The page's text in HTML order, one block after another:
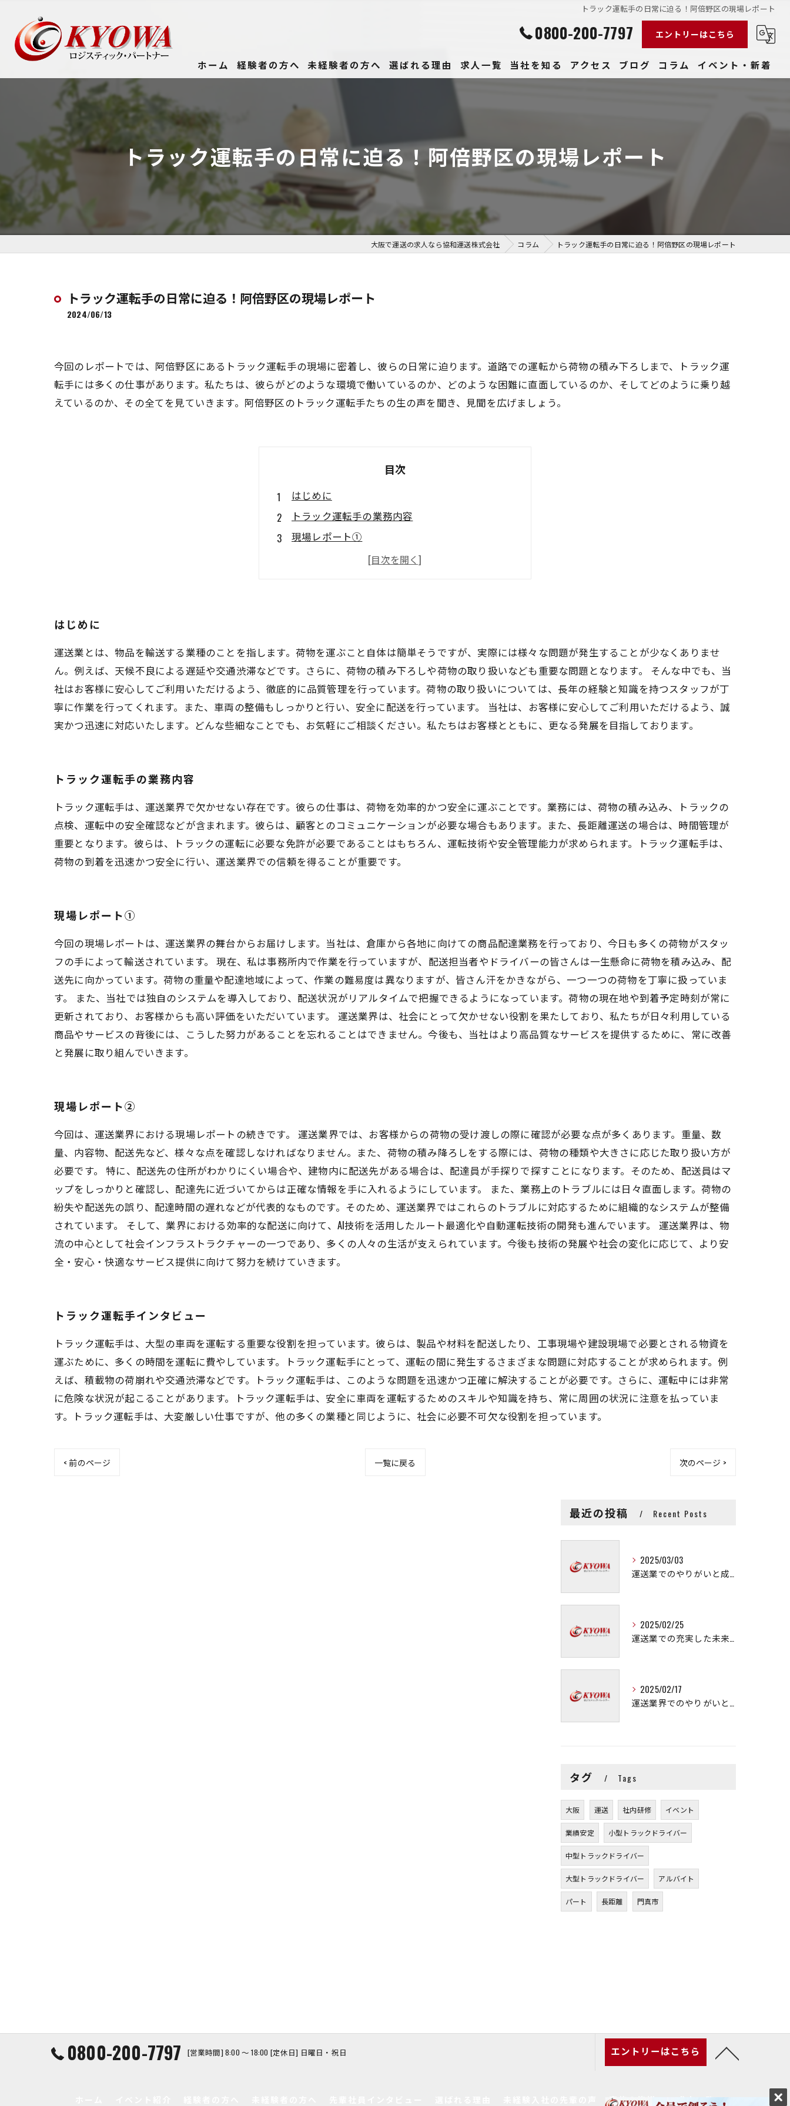
トラック運転手の日常に迫る！阿倍野区の現場レポート
0800-200-7797 エントリーはこちら
ホーム 経験者の方へ 未経験者の方へ 選ばれる理由 求人一覧 当社を知る
高収入
アクセス ブログ コラム イベント・新着
トラック運転手の日常に迫る！阿倍野区の現場レポート
大阪で運送の求人なら協和運送株式会社 コラム トラック運転手の日常に迫る！阿倍野区の現場レポート
トラック運転手の日常に迫る！阿倍野区の現場レポート
2024/06/13
今回のレポートでは、阿倍野区にあるトラック運転手の現場に密着し、彼らの日常に迫ります。道路での運転から荷物の積み下ろしまで、トラック運
転手には多くの仕事があります。私たちは、彼らがどのような環境で働いているのか、どのような困難に直面しているのか、そしてどのように乗り越
えているのか、その全てを見ていきます。阿倍野区のトラック運転手たちの生の声を聞き、見聞を広げましょう。
目次
はじめに
トラック運転手の業務内容
現場レポート①
はじめに
運送業とは、物品を輸送する業種のことを指します。荷物を運ぶこと自体は簡単そうですが、実際には様々な問題が発生することが少なくありませ
ん。例えば、天候不良による遅延や交通渋滞などです。さらに、荷物の積み下ろしや荷物の取り扱いなども重要な問題となります。 そんな中でも、当
社はお客様に安心してご利用いただけるよう、徹底的に品質管理を行っています。荷物の取り扱いについては、長年の経験と知識を持つスタッフが丁
寧に作業を行ってくれます。また、車両の整備もしっかりと行い、安全に配送を行っています。 当社は、お客様に安心してご利用いただけるよう、誠
実かつ迅速に対応いたします。どんな些細なことでも、お気軽にご相談ください。私たちはお客様とともに、更なる発展を目指しております。
トラック運転手の業務内容
トラック運転手は、運送業界で欠かせない存在です。彼らの仕事は、荷物を効率的かつ安全に運ぶことです。業務には、荷物の積み込み、トラックの
点検、運転中の安全確認などが含まれます。彼らは、顧客とのコミュニケーションが必要な場合もあります。また、長距離運送の場合は、時間管理が
重要となります。彼らは、トラックの運転に必要な免許が必要であることはもちろん、運転技術や安全管理能力が求められます。トラック運転手は、
荷物の到着を迅速かつ安全に行い、運送業界での信頼を得ることが重要です。
現場レポート①
今回の現場レポートは、運送業界の舞台からお届けします。当社は、倉庫から各地に向けての商品配達業務を行っており、今日も多くの荷物がスタッ
フの手によって輸送されています。 現在、私は事務所内で作業を行っていますが、配送担当者やドライバーの皆さんは一生懸命に荷物を積み込み、配
送先に向かっています。荷物の重量や配達地域によって、作業の難易度は異なりますが、皆さん汗をかきながら、一つ一つの荷物を丁寧に扱っていま
す。 また、当社では独自のシステムを導入しており、配送状況がリアルタイムで把握できるようになっています。荷物の現在地や到着予定時刻が常に
更新されており、お客様からも高い評価をいただいています。 運送業界は、社会にとって欠かせない役割を果たしており、私たちが日々利用している
商品やサービスの背後には、こうした努力があることを忘れることはできません。今後も、当社はより高品質なサービスを提供するために、常に改善
と発展に取り組んでいきます。
現場レポート②
今回は、運送業界における現場レポートの続きです。 運送業界では、お客様からの荷物の受け渡しの際に確認が必要な点が多くあります。重量、数
量、内容物、配送先など、様々な点を確認しなければなりません。また、荷物の積み降ろしをする際には、荷物の種類や大きさに応じた取り扱い方が
必要です。 特に、配送先の住所がわかりにくい場合や、建物内に配送先がある場合は、配達員が手探りで探すことになります。そのため、配送員はマ
ップをしっかりと確認し、配達先に近づいてからは正確な情報を手に入れるようにしています。 また、業務上のトラブルには日々直面します。荷物の
紛失や配送先の誤り、配達時間の遅れなどが代表的なものです。そのため、運送業界ではこれらのトラブルに対応するために組織的なシステムが整備
されています。 そして、業界における効率的な配送に向けて、AI技術を活用したルート最適化や自動運転技術の開発も進んでいます。 運送業界は、物
流の中心として社会インフラストラクチャーの一つであり、多くの人々の生活が支えられています。今後も技術の発展や社会の変化に応じて、より安
全・安心・快適なサービス提供に向けて努力を続けていきます。
トラック運転手インタビュー
トラック運転手は、大型の車両を運転する重要な役割を担っています。彼らは、製品や材料を配送したり、工事現場や建設現場で必要とされる物資を
運ぶために、多くの時間を運転に費やしています。トラック運転手にとって、運転の間に発生するさまざまな問題に対応することが求められます。例
えば、積載物の荷崩れや交通渋滞などです。トラック運転手は、このような問題を迅速かつ正確に解決することが必要です。さらに、運転中には非常
に危険な状況が起こることがあります。トラック運転手は、安全に車両を運転するためのスキルや知識を持ち、常に周囲の状況に注意を払っていま
す。トラック運転手は、大変厳しい仕事ですが、他の多くの業種と同じように、社会に必要不可欠な役割を担っています。
< 前のページ 一覧に戻る 次のページ >
最近の投稿 Recent Posts
2025/03/03
運送業でのやりがいと成長の秘訣
2025/02/25
運送業での充実した未来を拓く方法
2025/02/17
運送業界でのやりがいと可能性
タグ Tags
大阪 運送 社内研修 イベント
業績安定 小型トラックドライバー
中型トラックドライバー
大型トラックドライバー アルバイト
パート 長距離 門真市
0800-200-7797 [営業時間] 8:00 ～ 18:00 [定休日] 日曜日・祝日 エントリーはこちら
家族の皆様へ 求人一覧